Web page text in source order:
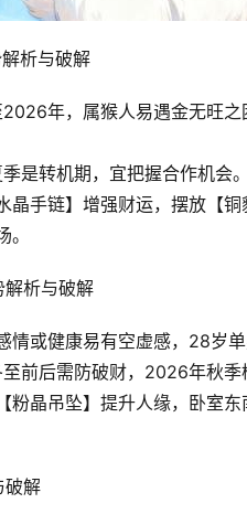
析与破解
年，属猴人易遇金无旺
是转机期，宜把握合作机会。
晶手链】增强财运，摆放【
析与破解
情或健康易有空虚感，28岁
前后需防破财，2026年秋季
粉晶吊坠】提升人缘，卧室
破解